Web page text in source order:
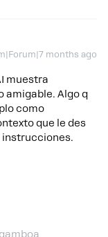
months ago
muestra
amigable. Algo q
como
que le des
instrucciones.